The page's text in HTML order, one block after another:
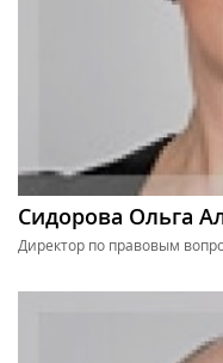
Сидорова Ольга
Директор по правовым